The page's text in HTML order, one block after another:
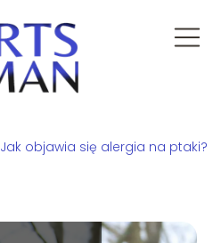
Jak objawia się alergia na ptaki?